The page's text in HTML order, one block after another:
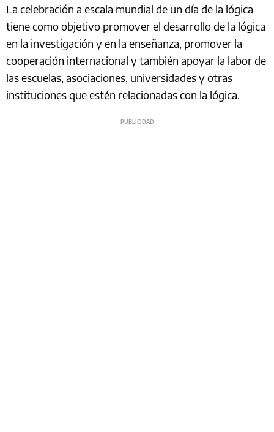
La celebración a escala mundial de un día de la lógica
tiene como objetivo promover el desarrollo de la lógica
en la investigación y en la enseñanza, promover la
cooperación internacional y también apoyar la labor de
las escuelas, asociaciones, universidades y otras
instituciones que estén relacionadas con la lógica.